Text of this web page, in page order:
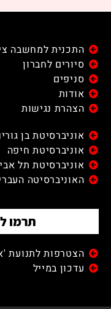
התכנית למחשבה
סיורים לחברון
סניפים
אודות
הצהרת נגישות
אוניברסיטת בן
אוניברסיטת חיפה
אוניברסיטת תל
האוניברסיטה
תרמו
הצטרפות לתנועת
עדכון במייל